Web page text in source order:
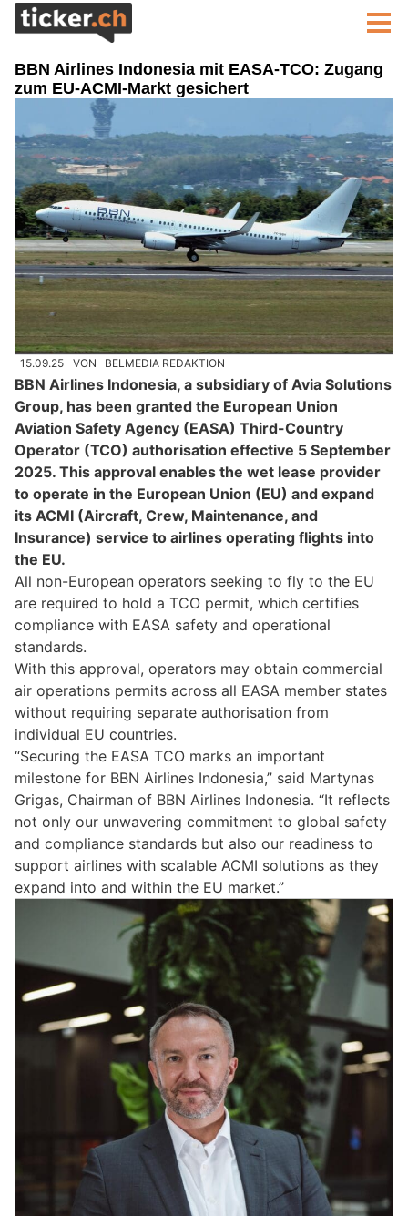
BBN Airlines Indonesia mit EASA-TCO: Zugang
zum EU-ACMI-Markt gesichert
15.09.25 VON BELMEDIA REDAKTION
BBN Airlines Indonesia, a subsidiary of Avia Solutions
Group, has been granted the European Union
Aviation Safety Agency (EASA) Third-Country
Operator (TCO) authorisation effective 5 September
2025. This approval enables the wet lease provider
to operate in the European Union (EU) and expand
its ACMI (Aircraft, Crew, Maintenance, and
Insurance) service to airlines operating flights into
the EU.
All non-European operators seeking to fly to the EU
are required to hold a TCO permit, which certifies
compliance with EASA safety and operational
standards.
With this approval, operators may obtain commercial
air operations permits across all EASA member states
without requiring separate authorisation from
individual EU countries.
“Securing the EASA TCO marks an important
milestone for BBN Airlines Indonesia,” said Martynas
Grigas, Chairman of BBN Airlines Indonesia. “It reflects
not only our unwavering commitment to global safety
and compliance standards but also our readiness to
support airlines with scalable ACMI solutions as they
expand into and within the EU market.”